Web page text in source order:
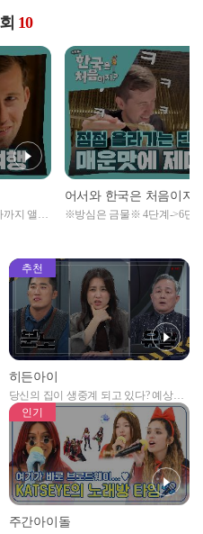
10
까지 앨런
어서와 한국은 처음이지
※방심은 금물※ 4단계->6단
추천
히든아이
당신의 집이 생중계 되고 있다? 예상치
못한 곳에서 일어나는 불법촬영 범죄!
인기
주간아이돌